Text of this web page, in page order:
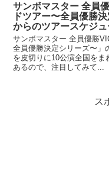
サンボマスター 全員
ドツアー〜全員優勝
からのツアースケジュ
サンボマスター 全員優勝
全員優勝決定シリーズ〜」
を皮切りに10公演全国を
あるので、注目してみて...
ス